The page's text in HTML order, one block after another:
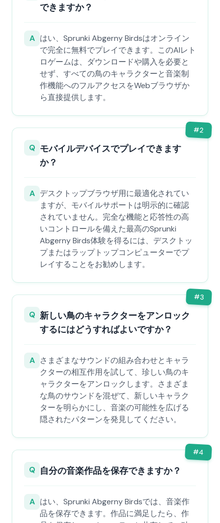
できますか？
A はい、Sprunki Abgerny Birdsはオンライン
で完全に無料でプレイできます。このAIレト
ロゲームは、ダウンロードや購入を必要と
せず、すべての鳥のキャラクターと音楽制
作機能へのフルアクセスをWebブラウザか
ら直接提供します。
#2
Q モバイルデバイスでプレイできます
か？
A デスクトップブラウザ用に最適化されてい
ますが、モバイルサポートは明示的に確認
されていません。完全な機能と応答性の高
いコントロールを備えた最高のSprunki
Abgerny Birds体験を得るには、デスクトッ
プまたはラップトップコンピューターでプ
レイすることをお勧めします。
#3
Q 新しい鳥のキャラクターをアンロック
するにはどうすればよいですか？
A さまざまなサウンドの組み合わせとキャラ
クターの相互作用を試して、珍しい鳥のキ
ャラクターをアンロックします。さまざま
な鳥のサウンドを混ぜて、新しいキャラク
ターを明らかにし、音楽の可能性を広げる
隠されたパターンを発見してください。
#4
Q 自分の音楽作品を保存できますか？
A はい、Sprunki Abgerny Birdsでは、音楽作
品を保存できます。作品に満足したら、作